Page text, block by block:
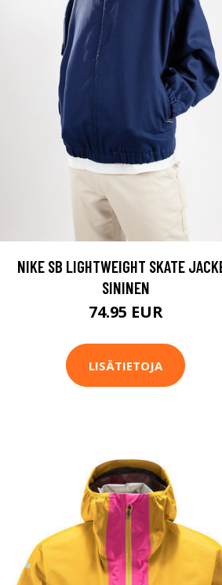
NIKE SB LIGHTWEIGHT SKATE
SININEN
74.95 EUR
LISÄTIETOJA